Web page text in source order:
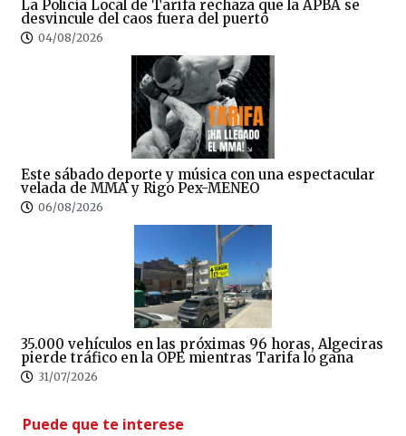
La Policía Local de Tarifa rechaza que la APBA se
desvincule del caos fuera del puerto
04/08/2026
Este sábado deporte y música con una espectacular
velada de MMA y Rigo Pex-MENEO
06/08/2026
35.000 vehículos en las próximas 96 horas, Algeciras
pierde tráfico en la OPE mientras Tarifa lo gana
31/07/2026
Puede que te interese